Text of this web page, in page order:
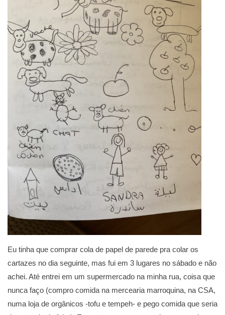
Eu tinha que comprar cola de papel de parede pra colar os
cartazes no dia seguinte, mas fui em 3 lugares no sábado e não
achei. Até entrei em um supermercado na minha rua, coisa que
nunca faço (compro comida na mercearia marroquina, na CSA,
numa loja de orgânicos -tofu e tempeh- e pego comida que seria